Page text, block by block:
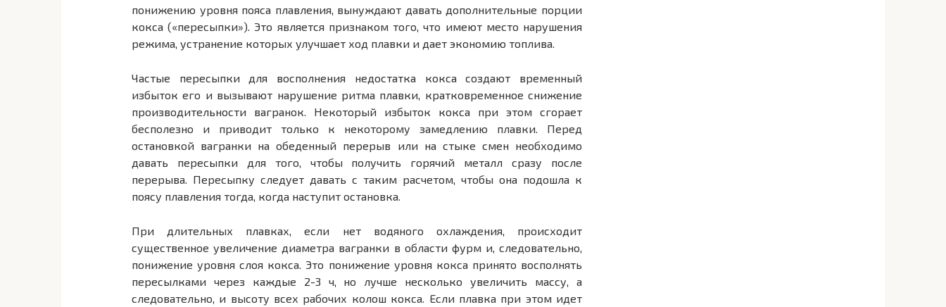
понижению уровня пояса плавления, вынуждают давать дополнительные порции
кокса («пересыпки»). Это является признаком того, что имеют место нарушения
режима, устранение которых улучшает ход плавки и дает экономию топлива.
Частые пересыпки для восполнения недостатка кокса создают временный
избыток его и вызывают нарушение ритма плавки, кратковременное снижение
производительности вагранок. Некоторый избыток кокса при этом сгорает
бесполезно и приводит только к некоторому замедлению плавки. Перед
остановкой вагранки на обеденный перерыв или на стыке смен необходимо
давать пересыпки для того, чтобы получить горячий металл сразу после
перерыва. Пересыпку следует давать с таким расчетом, чтобы она подошла к
поясу плавления тогда, когда наступит остановка.
При длительных плавках, если нет водяного охлаждения, происходит
существенное увеличение диаметра вагранки в области фурм и, следовательно,
понижение уровня слоя кокса. Это понижение уровня кокса принято восполнять
пересылками через каждые 2-3 ч, но лучше несколько увеличить массу, а
следовательно, и высоту всех рабочих колош кокса. Если плавка при этом идет